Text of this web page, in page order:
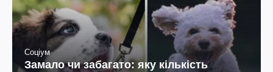
Соціум
Замало чи забагато: яку кількість